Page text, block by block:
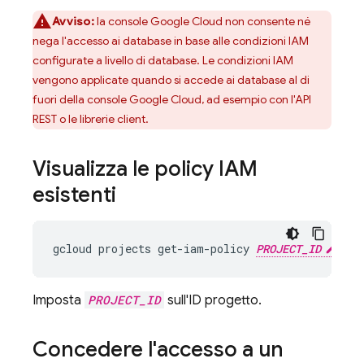
Avviso:la console Google Cloud non consente né
nega l'accesso ai database in base alle condizioni IAM
configurate a livello di database. Le condizioni IAM
vengono applicate quando si accede ai database al di
fuori della console Google Cloud, ad esempio con l'API
REST o le librerie client.
Visualizza le policy IAM
esistenti
gcloud projects get-iam-policy PROJECT_ID
Imposta PROJECT_ID sull'ID progetto.
Concedere l'accesso a un